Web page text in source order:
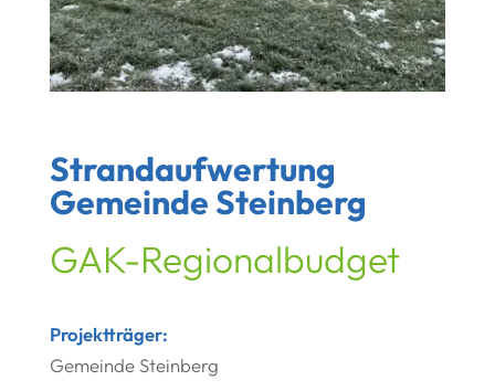
Strandaufwertung
Gemeinde Steinberg
GAK-Regionalbudget
Projektträger:
Gemeinde Steinberg